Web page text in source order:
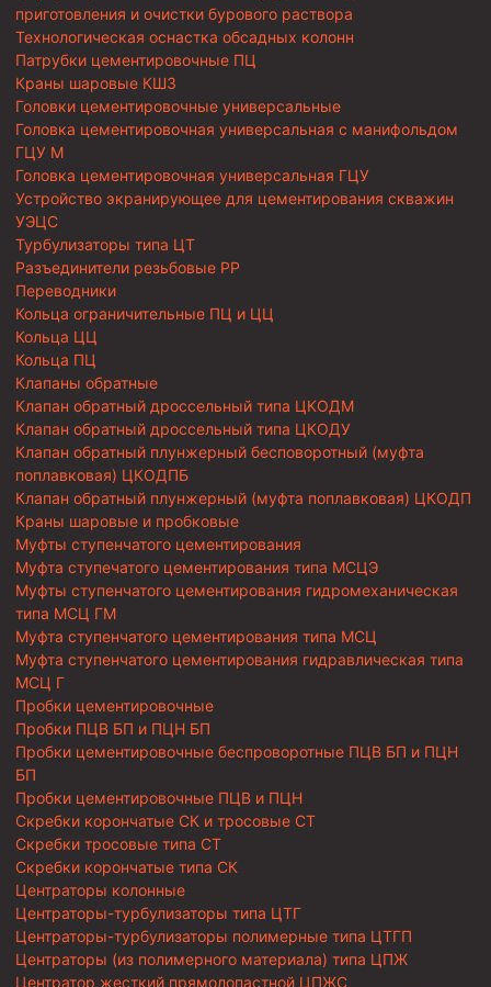
приготовления и очистки бурового раствора
Технологическая оснастка обсадных колонн
Патрубки цементировочные ПЦ
Краны шаровые КШЗ
Головки цементировочные универсальные
Головка цементировочная универсальная с манифольдом
ГЦУ М
Головка цементировочная универсальная ГЦУ
Устройство экранирующее для цементирования скважин
УЭЦС
Турбулизаторы типа ЦТ
Разъединители резьбовые РР
Переводники
Кольца ограничительные ПЦ и ЦЦ
Кольца ЦЦ
Кольца ПЦ
Клапаны обратные
Клапан обратный дроссельный типа ЦКОДМ
Клапан обратный дроссельный типа ЦКОДУ
Клапан обратный плунжерный бесповоротный (муфта
поплавковая) ЦКОДПБ
Клапан обратный плунжерный (муфта поплавковая) ЦКОДП
Краны шаровые и пробковые
Муфты ступенчатого цементирования
Муфта ступечатого цементирования типа МСЦЭ
Муфты ступенчатого цементирования гидромеханическая
типа МСЦ ГМ
Муфта ступенчатого цементирования типа МСЦ
Муфта ступенчатого цементирования гидравлическая типа
МСЦ Г
Пробки цементировочные
Пробки ПЦВ БП и ПЦН БП
Пробки цементировочные беспроворотные ПЦВ БП и ПЦН
БП
Пробки цементировочные ПЦВ и ПЦН
Скребки корончатые СК и тросовые СТ
Скребки тросовые типа СТ
Скребки корончатые типа СК
Центраторы колонные
Центраторы-турбулизаторы типа ЦТГ
Центраторы-турбулизаторы полимерные типа ЦТГП
Центраторы (из полимерного материала) типа ЦПЖ
Центратор жесткий прямолопастной ЦПЖС